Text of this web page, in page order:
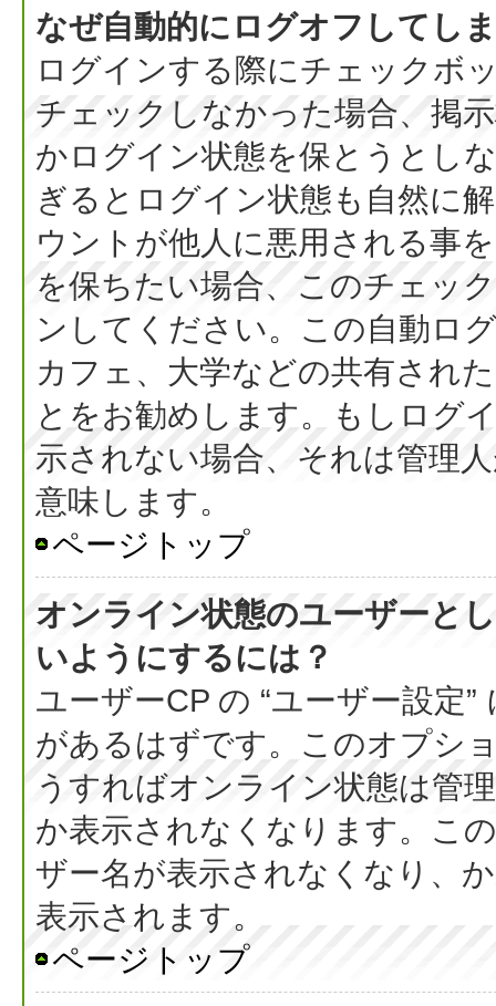
なぜ自動的にログオフしてし
ログインする際にチェックボ
チェックしなかった場合、掲
かログイン状態を保とうとし
ぎるとログイン状態も自然に
ウントが他人に悪用される事
を保ちたい場合、このチェッ
ンしてください。この自動ロ
カフェ、大学などの共有され
とをお勧めします。もしログ
示されない場合、それは管理
意味します。
ページトップ
オンライン状態のユーザーと
いようにするには？
ユーザーCP の “ユーザー設定
があるはずです。このオプシ
うすればオンライン状態は管
か表示されなくなります。こ
ザー名が表示されなくなり、
表示されます。
ページトップ